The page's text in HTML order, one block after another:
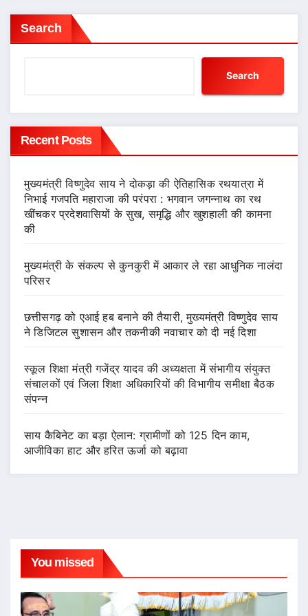
Search
Search
Recent Posts
मुख्यमंत्री विष्णुदेव साय ने दोकड़ा की ऐतिहासिक रथयात्रा में
निभाई गजपति महाराजा की परंपरा : भगवान जगन्नाथ का रथ
खींचकर प्रदेशवासियों के सुख, समृद्धि और खुशहाली की कामना
की
मुख्यमंत्री के संकल्प से कुनकुरी में आकार ले रहा आधुनिक नालंदा
परिसर
छत्तीसगढ़ को एआई हब बनाने की तैयारी, मुख्यमंत्री विष्णुदेव साय
ने डिजिटल सुशासन और तकनीकी नवाचार को दी नई दिशा
स्कूल शिक्षा मंत्री गजेंद्र यादव की अध्यक्षता में संभागीय संयुक्त
संचालकों एवं जिला शिक्षा अधिकारियों की विभागीय समीक्षा बैठक
संपन्न
साय कैबिनेट का बड़ा ऐलान: ग्रामीणों को 125 दिन काम,
आजीविका हाट और हरित ऊर्जा को बढ़ावा
You missed